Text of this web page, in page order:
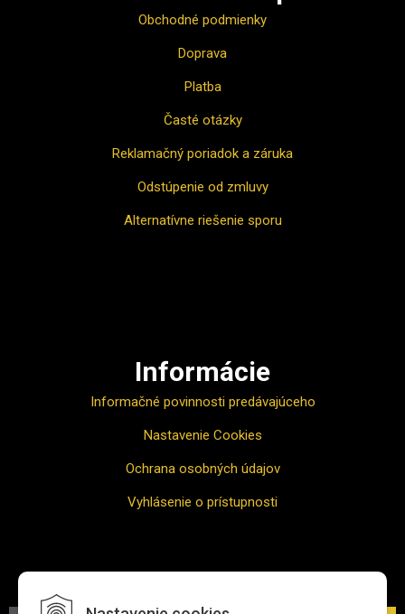
Obchodné podmienky
Doprava
Platba
Časté otázky
Reklamačný poriadok a záruka
Odstúpenie od zmluvy
Alternatívne riešenie sporu
Informácie
Informačné povinnosti predávajúceho
Nastavenie Cookies
Ochrana osobných údajov
Vyhlásenie o prístupnosti